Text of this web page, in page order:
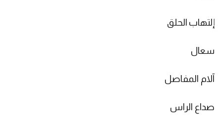
إلتهاب الحلق
سعال
آلام المفاصل
صداع الراس